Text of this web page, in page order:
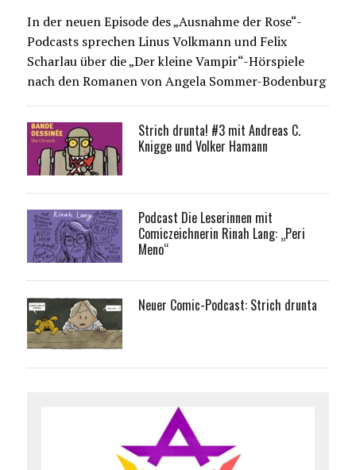
In der neuen Episode des „Ausnahme der Rose“-
Podcasts sprechen Linus Volkmann und Felix
Scharlau über die „Der kleine Vampir“-Hörspiele
nach den Romanen von Angela Sommer-Bodenburg
Strich drunta! #3 mit Andreas C.
Knigge und Volker Hamann
Podcast Die Leserinnen mit
Comiczeichnerin Rinah Lang: „Peri
Meno“
Neuer Comic-Podcast: Strich drunta